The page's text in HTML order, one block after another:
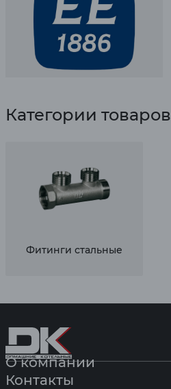
Категории товаров
Фитинги стальные
О компании
Контакты